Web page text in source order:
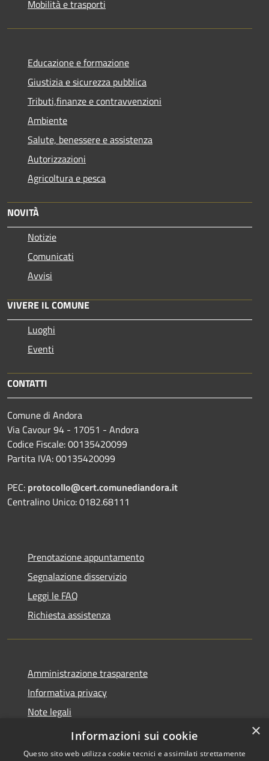
Mobilità e trasporti
Educazione e formazione
Giustizia e sicurezza pubblica
Tributi,finanze e contravvenzioni
Ambiente
Salute, benessere e assistenza
Autorizzazioni
Agricoltura e pesca
NOVITÀ
Notizie
Comunicati
Avvisi
VIVERE IL COMUNE
Luoghi
Eventi
CONTATTI
Comune di Andora
Via Cavour 94 - 17051 - Andora
Codice Fiscale: 00135420099
Partita IVA: 00135420099
PEC: protocollo@cert.comunediandora.it
Centralino Unico: 0182.68111
Prenotazione appuntamento
Segnalazione disservizio
Leggi le FAQ
Richiesta assistenza
Amministrazione trasparente
Informativa privacy
Note legali
Dichiarazione di accessibilità
×
Informazioni sui cookie
Questo sito web utilizza cookie tecnici e assimilati strettamente